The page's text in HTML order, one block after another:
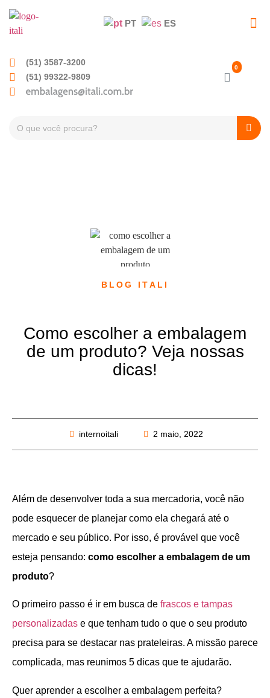
PT ES
(51) 3587-3200
(51) 99322-9809
BLOG ITALI
Como escolher a embalagem
de um produto? Veja nossas
dicas!
internoitali 2 maio, 2022
Além de desenvolver toda a sua mercadoria, você não
pode esquecer de planejar como ela chegará até o
mercado e seu público. Por isso, é provável que você
esteja pensando: como escolher a embalagem de um
produto?
O primeiro passo é ir em busca de frascos e tampas
personalizadas e que tenham tudo o que o seu produto
precisa para se destacar nas prateleiras. A missão parece
complicada, mas reunimos 5 dicas que te ajudarão.
Quer aprender a escolher a embalagem perfeita?